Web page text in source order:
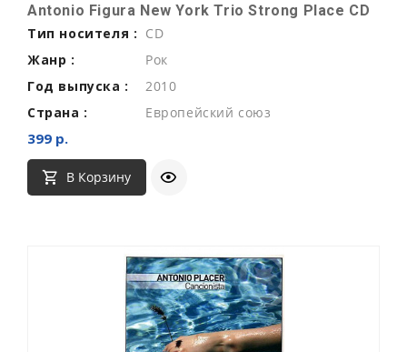
Antonio Figura New York Trio Strong Place CD
Тип носителя : CD
Жанр :
Рок
Год выпуска :
2010
Страна :
Европейский союз
399 р.
В Корзину